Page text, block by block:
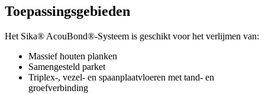
Toepassingsgebieden
Het Sika® AcouBond®-Systeem is geschikt voor het verlijmen van:
Massief houten planken
Samengesteld parket
Triplex-, vezel- en spaanplaatvloeren met tand- en
groefverbinding